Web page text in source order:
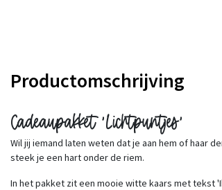
Productomschrijving
Cadeaupakket 'Lichtpuntjes'
Wil jij iemand laten weten dat je aan hem of haar
steek je een hart onder de riem.
In het pakket zit een mooie witte kaars met tekst